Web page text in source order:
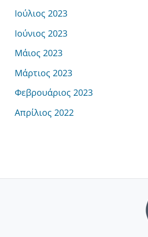
Ιούλιος 2023
Ιούνιος 2023
Μάιος 2023
Μάρτιος 2023
Φεβρουάριος 2023
Απρίλιος 2022